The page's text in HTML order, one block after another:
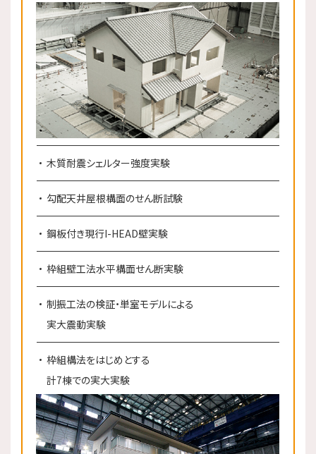
木質耐震シェルター強度実験
勾配天井屋根構面のせん断試験
鋼板付き現行I-HEAD壁実験
枠組壁工法水平構面せん断実験
制振工法の検証・単室モデルによる
実大震動実験
枠組構法をはじめとする
計7棟での実大実験